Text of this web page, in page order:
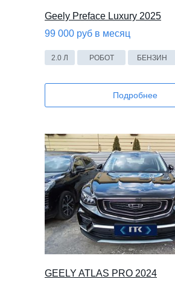
Geely Preface Luxury 2025
GEELY ATLAS PRO 2024
99 000 руб в месяц
Подробнее
2.0 Л РОБОТ БЕНЗИН